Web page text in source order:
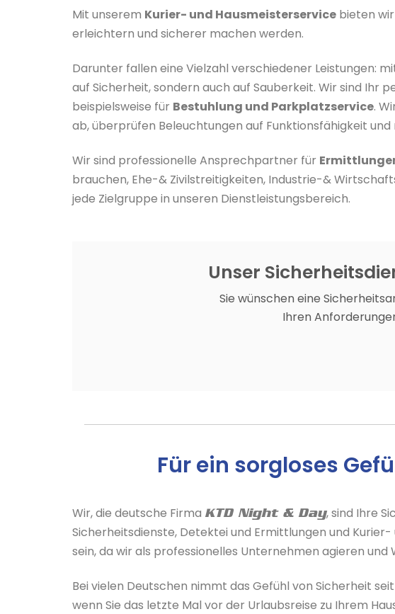
Mit unserem Kurier- und Hausmeisterservice bieten
erleichtern und sicherer machen werden.
Darunter fallen eine Vielzahl verschiedener Leistungen:
auf Sicherheit, sondern auch auf Sauberkeit. Wir sind Ihr
beispielsweise für Bestuhlung und Parkplatzservice.
ab, überprüfen Beleuchtungen auf Funktionsfähigkeit
Wir sind professionelle Ansprechpartner für
brauchen, Ehe-& Zivilstreitigkeiten, Industrie-&
jede Zielgruppe in unseren Dienstleistungsbereich.
Unser
Sie wünschen eine
Ihren
Für ein sorgloses
Wir, die deutsche Firma KTD Night & Day, sind Ihre
Sicherheitsdienste, Detektei und Ermittlungen und
sein, da wir als professionelles Unternehmen agieren
Bei vielen Deutschen nimmt das Gefühl von Sicherheit
wenn Sie das letzte Mal vor der Urlaubsreise zu Ihrem